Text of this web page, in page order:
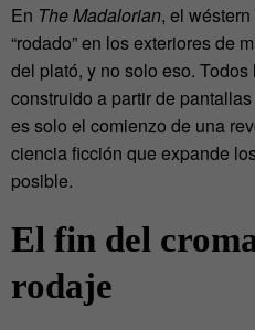
En The Madalorian, el
“rodado” en los exteriores de
del plató, y no solo eso.
construido a partir de
es solo el comienzo de una
ciencia ficción que expande
posible.
El fin del
rodaje